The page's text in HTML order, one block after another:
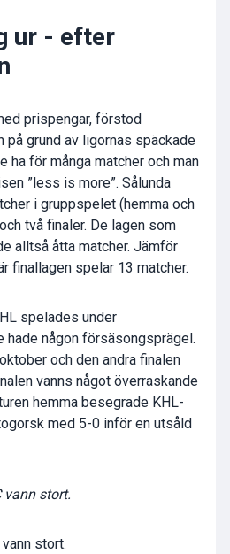
ur - efter
prispengar, förstod
på grund av ligornas späckade
ha för många matcher och man
”less is more”. Sålunda
i gruppspelet (hemma och
två finaler. De lagen som
alltså åtta matcher. Jämför
finallagen spelar 13 matcher.
spelades under
hade någon försäsongsprägel.
och den andra finalen
vanns något överraskande
hemma besegrade KHL-
med 5-0 inför en utsåld
vann stort.
stort.